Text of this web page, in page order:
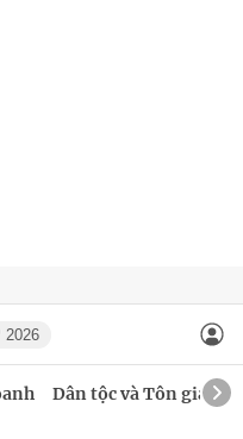
2026
Dân tộc và Tôn giáo